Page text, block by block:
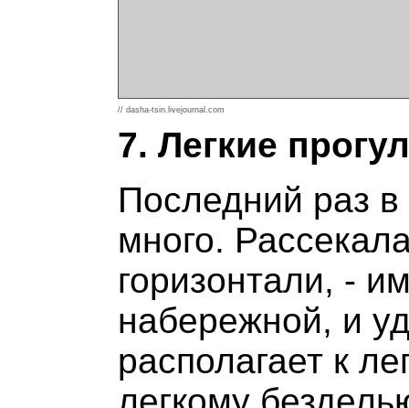
// dasha-tsin.livejournal.com
7. Легкие
Последний раз
много.
горизонтали, -
набережной, и
располагает к